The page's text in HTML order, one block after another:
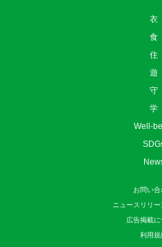
衣
食
住
遊
守
学
Well-
お問い
ニュースリリ
広告掲載に
利用規